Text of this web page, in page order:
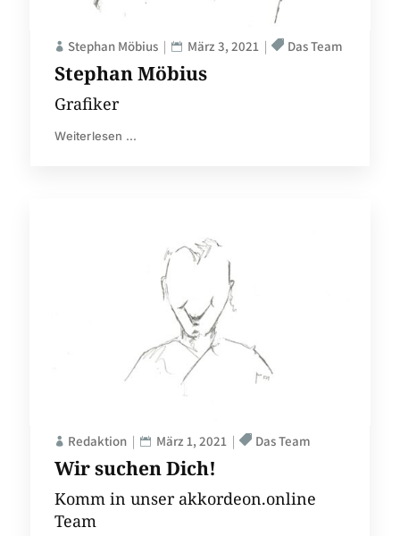
Stephan Möbius
Stephan Möbius März 3, 2021 Das Team
Grafiker
Weiterlesen ...
Wir suchen Dich!
Redaktion März 1, 2021 Das Team
Komm in unser akkordeon.online
Team